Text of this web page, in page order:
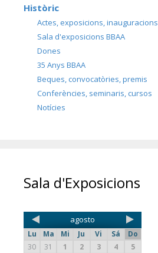
Històric
Actes, exposicions, inauguracions
Sala d'exposicions BBAA
Dones
35 Anys BBAA
Beques, convocatòries, premis
Conferències, seminaris, cursos
Notícies
Sala d'Exposicions
agosto
Lu Ma Mi Ju Vi Sá
Do
30
31 1 2 3 4
5